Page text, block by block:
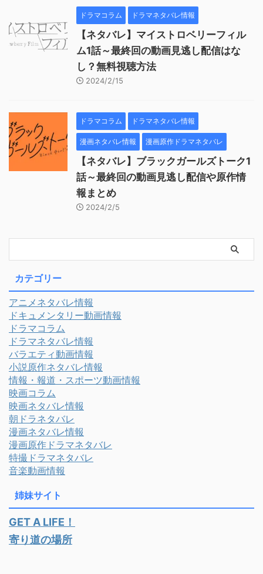
ドラマコラム ドラマネタバレ情報
【ネタバレ】マイストロベリーフィル
ム1話～最終回の動画見逃し配信はな
し？無料視聴方法
2024/2/15
ドラマコラム ドラマネタバレ情報
漫画ネタバレ情報 漫画原作ドラマネタバレ
【ネタバレ】ブラックガールズトーク1
話～最終回の動画見逃し配信や原作情
報まとめ
2024/2/5
カテゴリー
アニメネタバレ情報
ドキュメンタリー動画情報
ドラマコラム
ドラマネタバレ情報
バラエティ動画情報
小説原作ネタバレ情報
情報・報道・スポーツ動画情報
映画コラム
映画ネタバレ情報
朝ドラネタバレ
漫画ネタバレ情報
漫画原作ドラマネタバレ
特撮ドラマネタバレ
音楽動画情報
姉妹サイト
GET A LIFE！
寄り道の場所